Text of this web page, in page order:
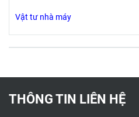
Vật tư nhà máy
THÔNG TIN LIÊN HỆ